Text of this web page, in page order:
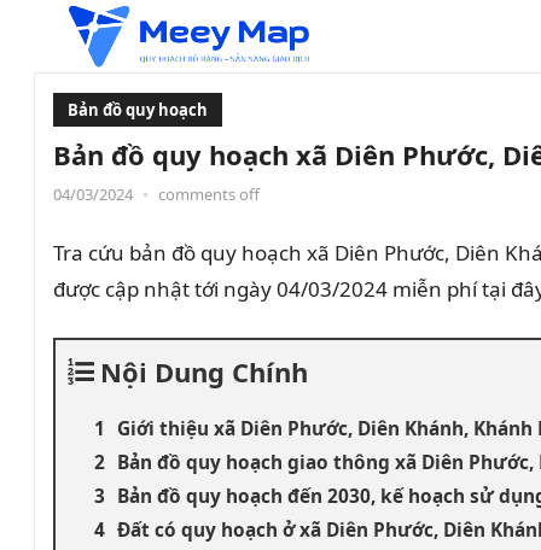
Bản đồ quy hoạch
Bản đồ quy hoạch xã Diên Phước,
04/03/2024 • comments off
Tra cứu bản đồ quy hoạch xã Diên Phước, Diên
được cập nhật tới ngày 04/03/2024 miễn phí tại
Nội Dung Chính
Giới thiệu xã Diên Phước, Diên Khánh, Khánh
Bản đồ quy hoạch giao thông xã Diên Phước,
Bản đồ quy hoạch đến 2030, kế hoạch sử
Đất có quy hoạch ở xã Diên Phước, Diên